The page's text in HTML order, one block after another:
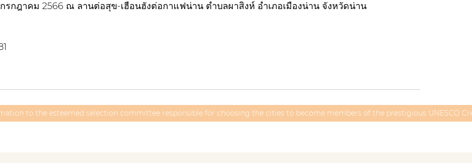
รกฎาคม 2566 ณ ลานต่อสุข-เฮือนฮังต่อกาแฟน่าน ตำบลผาสิงห์ อำเภอเมืองน่าน จังหวัดน่าน
to the esteemed selection committee responsible for choosing the cities to become members of the prestigious UNESCO